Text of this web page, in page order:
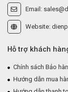
Email:
Website:
Hỗ trợ khách
Chính sách Bảo
Hướng dẫn mua